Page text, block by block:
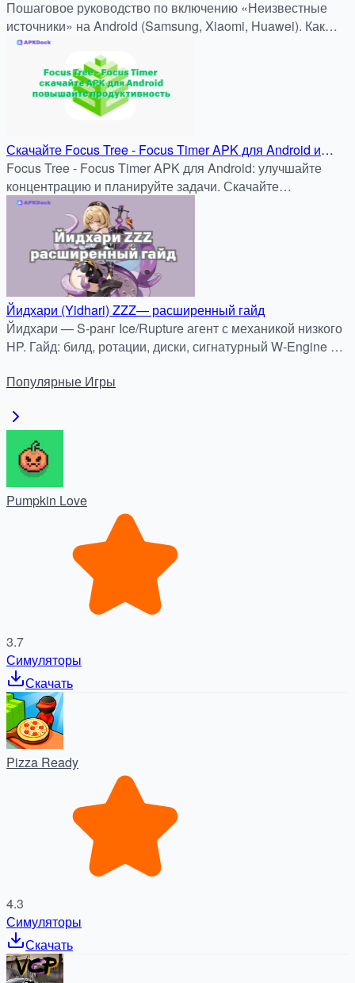
Источников на Android
Пошаговое руководство по включению «Неизвестные
источники» на Android (Samsung, Xiaomi, Huawei). Как
безопасно установить APK и XAPK.
Скачайте Focus Tree - Focus Timer APK для Android и
повышайте продуктивность через APKDock
Focus Tree - Focus Timer APK для Android: улучшайте
концентрацию и планируйте задачи. Скачайте
последнюю версию бесплатно и безопасно на
apkdock.com.
Йидхари (Yidhari) ZZZ— расширенный гайд
Йидхари — S-ранг Ice/Rupture агент с механикой низкого
HP. Гайд: билд, ротации, диски, сигнатурный W-Engine и
Популярные Игры
Pumpkin Love
3.7
Симуляторы
Скачать
Pizza Ready
4.3
Симуляторы
Скачать